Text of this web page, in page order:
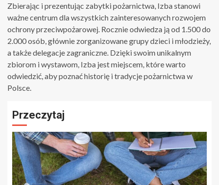
Zbierając i prezentując zabytki pożarnictwa, Izba stanowi
ważne centrum dla wszystkich zainteresowanych rozwojem
ochrony przeciwpożarowej. Rocznie odwiedza ją od 1.500 do
2.000 osób, głównie zorganizowane grupy dzieci i młodzieży,
a także delegacje zagraniczne. Dzięki swoim unikalnym
zbiorom i wystawom, Izba jest miejscem, które warto
odwiedzić, aby poznać historię i tradycje pożarnictwa w
Polsce.
Przeczytaj